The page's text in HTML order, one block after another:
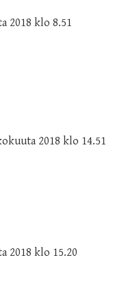
2018 klo 8.51
2018 klo 14.51
2018 klo 15.20